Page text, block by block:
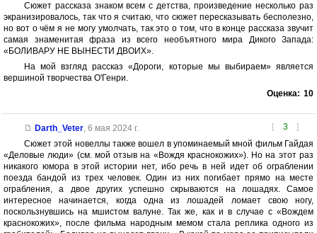
Сюжет рассказа знаком всем с детства, произведение несколько раз
экранизировалось, так что я считаю, что сюжет пересказывать бесполезно,
но вот о чём я не могу умолчать, так это о том, что в конце рассказа звучит
самая знаменитая фраза из всего необъятного мира Дикого Запада:
«БОЛИВАРУ НЕ ВЫНЕСТИ ДВОИХ».
На мой взгляд рассказ «Дороги, которые мы выбираем» является
вершиной творчества О'Генри.
Оценка: 10
[ 3 ]
Darth_Veter, 6 мая 2024 г.
Сюжет этой новеллы также вошел в упоминаемый мной фильм Гайдая
«Деловые люди» (см. мой отзыв на «Вождя краснокожих»). Но на этот раз
никакого юмора в этой истории нет, ибо речь в ней идет об ограблении
поезда бандой из трех человек. Один из них погибает прямо на месте
ограбления, а двое других успешно скрываются на лошадях. Самое
интересное начинается, когда одна из лошадей ломает свою ногу,
поскользнувшись на мшистом валуне. Так же, как и в случае с «Вождем
краснокожих», после фильма народным мемом стала реплика одного из